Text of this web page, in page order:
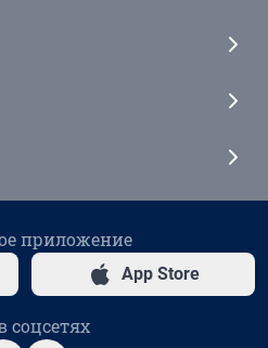
приложение
App Store